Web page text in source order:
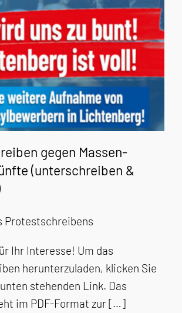
gegen Massen-
(unterschreiben &
Protestschreibens
Ihr Interesse! Um das
herunterzuladen, klicken Sie
stehenden Link. Das
im PDF-Format zur […]